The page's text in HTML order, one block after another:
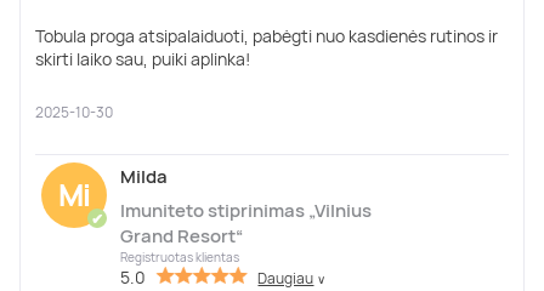
Tobula proga atsipalaiduoti, pabėgti nuo kasdienės rutinos ir
skirti laiko sau, puiki aplinka!
2025-10-30
Mi
✔
Milda
Imuniteto stiprinimas „Vilnius
Grand Resort“
Registruotas klientas
5.0 Daugiau ∨